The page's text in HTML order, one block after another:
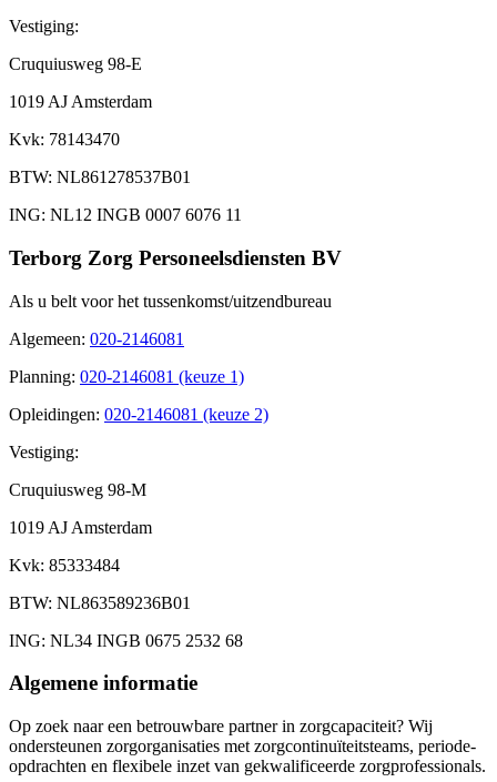
Vestiging:
Cruquiusweg 98-E
1019 AJ Amsterdam
Kvk: 78143470
BTW: NL861278537B01
ING: NL12 INGB 0007 6076 11
Terborg Zorg Personeelsdiensten BV
Als u belt voor het tussenkomst/uitzendbureau
Algemeen: 020-2146081
Planning: 020-2146081 (keuze 1)
Opleidingen: 020-2146081 (keuze 2)
Vestiging:
Cruquiusweg 98-M
1019 AJ Amsterdam
Kvk: 85333484
BTW: NL863589236B01
ING: NL34 INGB 0675 2532 68
Algemene informatie
Op zoek naar een betrouwbare partner in zorgcapaciteit? Wij
ondersteunen zorgorganisaties met zorgcontinuïteitsteams, periode-
opdrachten en flexibele inzet van gekwalificeerde zorgprofessionals.